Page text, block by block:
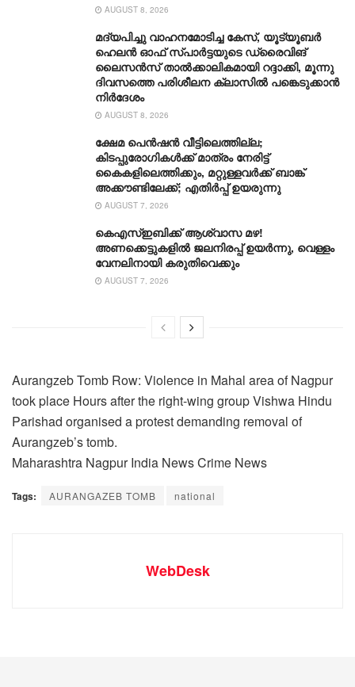
AUGUST 8, 2026
മദ്യപിച്ചു വാഹനമോടിച്ച കേസ്, യൂട്യൂബർ
ഹെലൻ ഓഫ് സ്പാർട്ടയുടെ ഡ്രൈവിങ്
ലൈസൻസ് താൽക്കാലികമായി റദ്ദാക്കി, മൂന്നു
ദിവസത്തെ പരിശീലന ക്ലാസിൽ പങ്കെടുക്കാൻ
നിർദേശം
AUGUST 8, 2026
ക്ഷേമ പെൻഷൻ വീട്ടിലെത്തില്ല;
കിടപ്പുരോഗികൾക്ക് മാത്രം നേരിട്ട്
കൈകളിലെത്തിക്കും, മറ്റുള്ളവർക്ക് ബാങ്ക്
അക്കൗണ്ടിലേക്ക്; എതിർപ്പ് ഉയരുന്നു
AUGUST 7, 2026
കെഎസ്ഇബിക്ക് ആശ്വാസ മഴ!
അണക്കെട്ടുകളിൽ ജലനിരപ്പ് ഉയർന്നു, വെള്ളം
വേനലിനായി കരുതിവെക്കും
AUGUST 7, 2026
Aurangzeb Tomb Row: Violence in Mahal area of Nagpur
took place Hours after the right-wing group Vishwa Hindu
Parishad organised a protest demanding removal of
Aurangzeb’s tomb.
Maharashtra Nagpur India News Crime News
Tags: AURANGAZEB TOMB national
WebDesk